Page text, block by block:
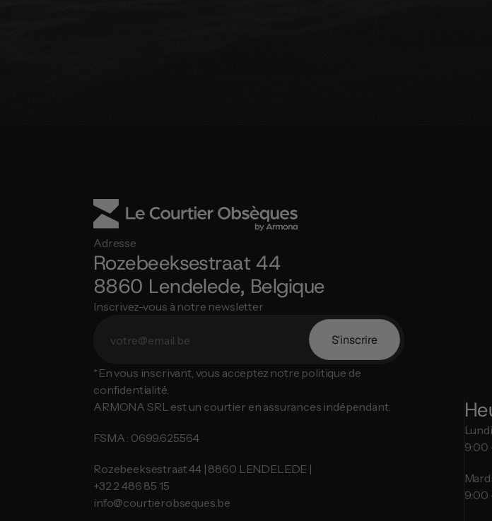
Adresse
Rozebeeksestraat 44
8860 Lendelede, Belgique
Inscrivez-vous à notre newsletter
S'inscrire
*En vous inscrivant, vous acceptez notre politique de
confidentialité.
ARMONA SRL est un courtier en assurances indépendant.
FSMA : 0699.625.564
Rozebeeksestraat 44 | 8860 LENDELEDE |
​​​​​​​+32 2 486 85 15
info@courtierobseques.be
9:00
9:00